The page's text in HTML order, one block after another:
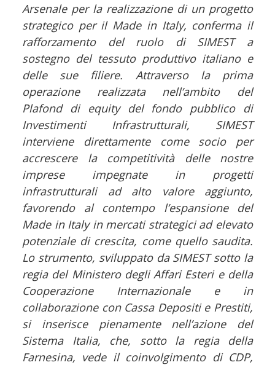
Arsenale per la realizzazione di un progetto
strategico per il Made in Italy, conferma il
rafforzamento del ruolo di SIMEST a
sostegno del tessuto produttivo italiano e
delle sue filiere. Attraverso la prima
operazione realizzata nell’ambito del
Plafond di equity del fondo pubblico di
Investimenti Infrastrutturali, SIMEST
interviene direttamente come socio per
accrescere la competitività delle nostre
imprese impegnate in progetti
infrastrutturali ad alto valore aggiunto,
favorendo al contempo l’espansione del
Made in Italy in mercati strategici ad elevato
potenziale di crescita, come quello saudita.
Lo strumento, sviluppato da SIMEST sotto la
regia del Ministero degli Affari Esteri e della
Cooperazione Internazionale e in
collaborazione con Cassa Depositi e Prestiti,
si inserisce pienamente nell’azione del
Sistema Italia, che, sotto la regia della
Farnesina, vede il coinvolgimento di CDP,